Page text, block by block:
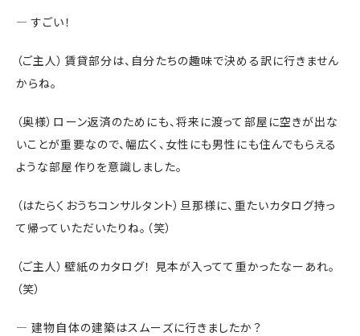
― すごい！
（ご主人）賃貸部分は、自分たちの趣味で決める訳に行きません
からね。
（奥様）ローン返済のためにも、将来に渡って部屋に空きが出な
いことが重要なので、幅広く、女性にも男性にも住んでもらえる
ような部屋作りを意識しました。
（はたらくおうちコンサルタント）旦那様に、重たいカタログ持っ
て帰っていただいたりね。（笑）
（ご主人）壁紙のカタログ！ 見本が入ってて重かったなーあれ。
（笑）
― 建物自体の建築はスムーズに行きましたか？